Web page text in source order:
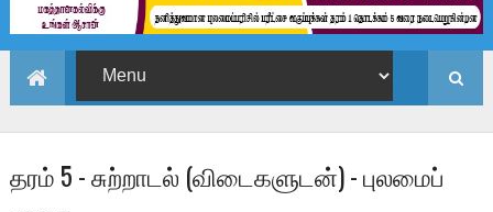
தரம் 5 - சுற்றாடல் (விடைகளுடன்) - புலமைப்